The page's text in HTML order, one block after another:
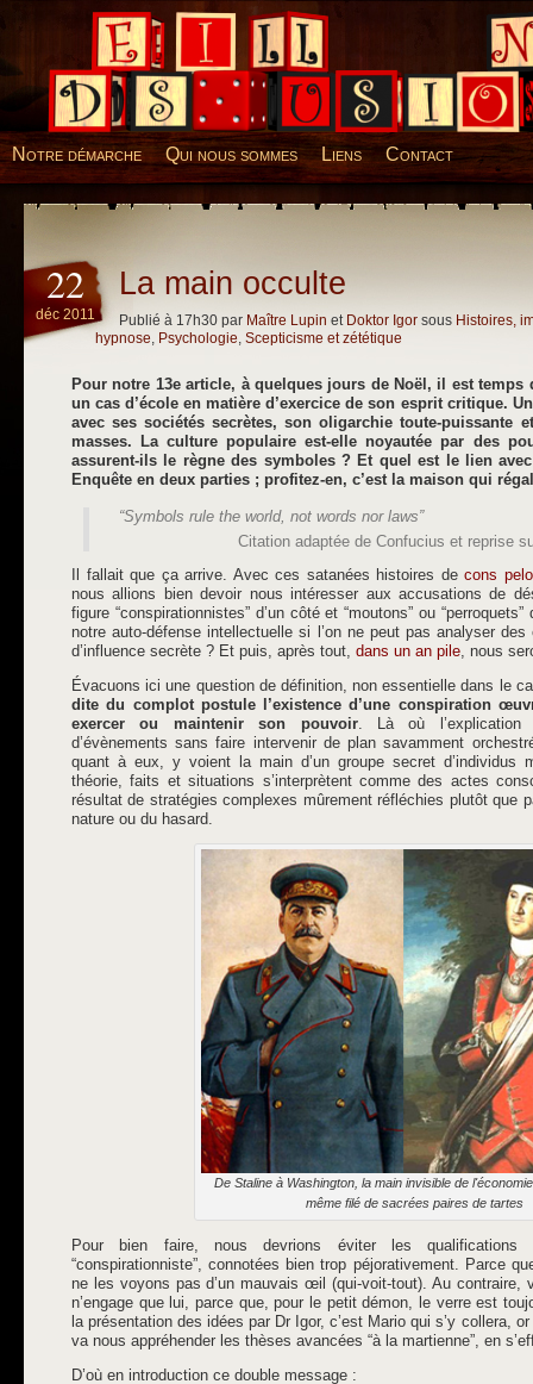
Desillusions
Notre démarche Qui nous sommes Liens Contact
22
déc 2011
La main occulte
Publié à 17h30 par Maître Lupin et Doktor Igor sous Histoires,
hypnose, Psychologie, Scepticisme et zététique
Pour notre 13e article, à quelques jours de Noël, il est temps
un cas d’école en matière d’exercice de son esprit critique.
avec ses sociétés secrètes, son oligarchie toute-puissante
masses. La culture populaire est-elle noyautée par des
assurent-ils le règne des symboles ? Et quel est le lien
Enquête en deux parties ; profitez-en, c’est la maison qui
“Symbols rule the world, not words nor laws”
Citation adaptée de Confucius et reprise
Il fallait que ça arrive. Avec ces satanées histoires decons
nous allions bien devoir nous intéresser aux accusations de
figure “conspirationnistes” d’un côté et “moutons” ou
notre auto-défense intellectuelle si l’on ne peut pas analyser
d’influence secrète ? Et puis, après tout, dans un an pile, nous
Évacuons ici une question de définition, non essentielle dans le
dite du complot postule l’existence d’une conspiration
exercer ou maintenir son pouvoir. Là où l’explication
d’évènements sans faire intervenir de plan savamment
quant à eux, y voient la main d’un groupe secret d’individus
théorie, faits et situations s’interprètent comme des actes
résultat de stratégies complexes mûrement réfléchies plutôt que
nature ou du hasard.
De Staline à Washington, la main invisible de
même filé de sacrées paires de tartes
Pour bien faire, nous devrions éviter les
“conspirationniste”, connotées bien trop péjorativement. Parce
ne les voyons pas d’un mauvais œil (qui-voit-tout). Au contraire,
n’engage que lui, parce que, pour le petit démon, le verre est
la présentation des idées par Dr Igor, c’est Mario qui s’y collera,
va nous appréhender les thèses avancées “à la martienne”, en
D’où en introduction ce double message :